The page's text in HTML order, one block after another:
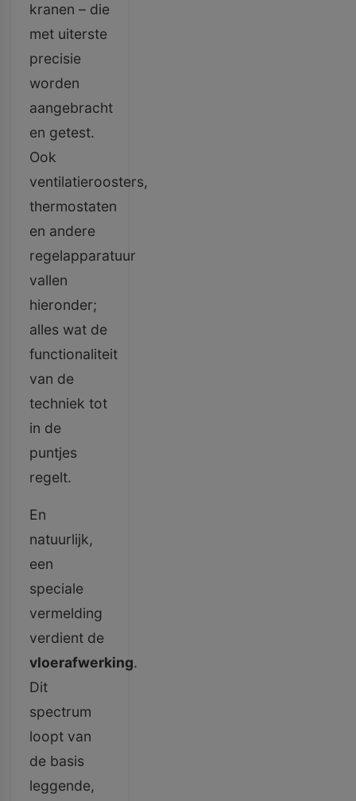
kranen – die
met uiterste
precisie
worden
aangebracht
en getest.
Ook
ventilatieroosters,
thermostaten
en andere
regelapparatuur
vallen
hieronder;
alles wat de
functionaliteit
van de
techniek tot
in de
puntjes
regelt.
En
natuurlijk,
een
speciale
vermelding
verdient de
vloerafwerking.
Dit
spectrum
loopt van
de basis
leggende,